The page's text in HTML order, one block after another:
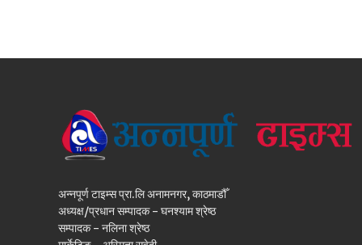
अन्नपूर्ण टाइम्स प्रा.लि अनामनगर, काठमाडौँ
अध्यक्ष/प्रधान सम्पादक - घनश्याम श्रेष्ठ
सम्पादक - नलिना श्रेष्ठ